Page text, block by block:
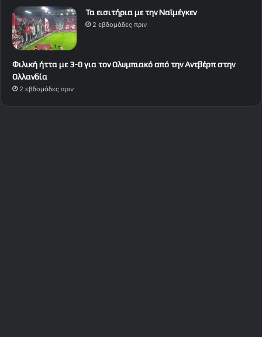
Τα εισιτήρια με την Ναϊμέγκεν
2 εβδομάδες πριν
Φιλική ήττα με 3-0 για τον Ολυμπιακό από την Αντβέρπ στην
Ολλανδία
2 εβδομάδες πριν